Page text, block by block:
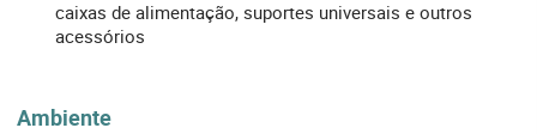
caixas de alimentação, suportes universais e outros
acessórios
Ambiente